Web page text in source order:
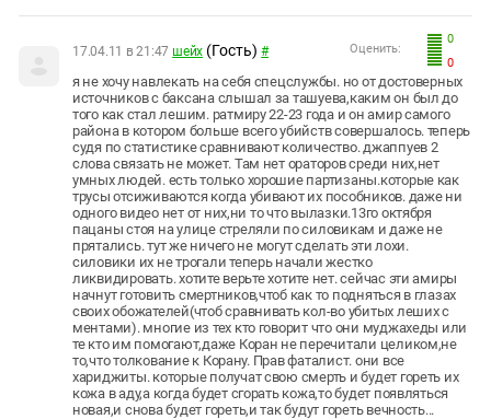
0
0
Оценить:
17.04.11 в 21:47 шейх (Гость) #
я не хочу навлекать на себя спецслужбы. но от достоверных
источников с баксана слышал за ташуева,каким он был до
того как стал лешим. ратмиру 22-23 года и он амир самого
района в котором больше всего убийств совершалось. теперь
судя по статистике сравнивают количество. джаппуев 2
слова связать не может. Там нет ораторов среди них,нет
умных людей. есть только хорошие партизаны.которые как
трусы отсиживаются когда убивают их пособников. даже ни
одного видео нет от них,ни то что вылазки.13го октября
пацаны стоя на улице стреляли по силовикам и даже не
прятались. тут же ничего не могут сделать эти лохи.
силовики их не трогали теперь начали жестко
ликвидировать. хотите верьте хотите нет. сейчас эти амиры
начнут готовить смертников,чтоб как то подняться в глазах
своих обожателей(чтоб сравнивать кол-во убитых леших с
ментами). многие из тех кто говорит что они муджахеды или
те кто им помогают,даже Коран не перечитали целиком,не
то,что толкование к Корану. Прав фаталист. они все
хариджиты. которые получат свою смерть и будет гореть их
кожа в аду,а когда будет сгорать кожа,то будет появляться
новая,и снова будет гореть,и так будут гореть вечность...